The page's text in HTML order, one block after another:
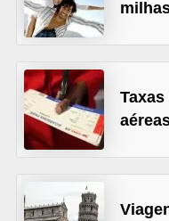
i
õ
e
s
f
n